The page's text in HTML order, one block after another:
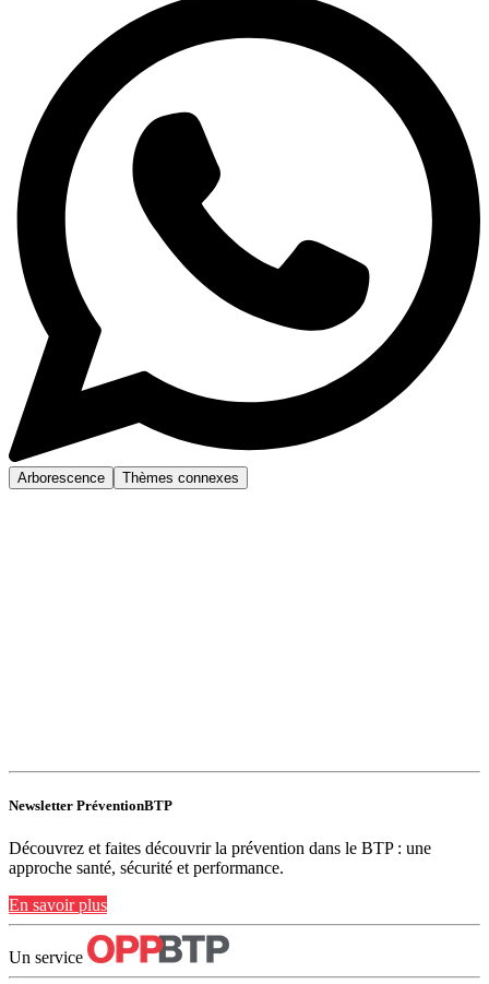
Arborescence Thèmes connexes
Newsletter PréventionBTP
Découvrez et faites découvrir la prévention dans le BTP : une
approche santé, sécurité et performance.
En savoir plus
Un service